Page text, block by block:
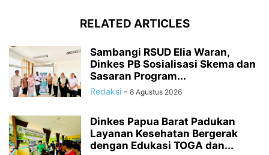
RELATED ARTICLES
Sambangi RSUD Elia Waran,
Dinkes PB Sosialisasi Skema dan
Sasaran Program...
Redaksi - 8 Agustus 2026
Dinkes Papua Barat Padukan
Layanan Kesehatan Bergerak
dengan Edukasi TOGA dan...